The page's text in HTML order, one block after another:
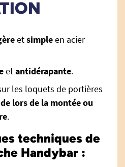
etsimpleen acier
etantidérapante.
les loquets de portières
lors de la montée ou
.
techniques de
Handybar :